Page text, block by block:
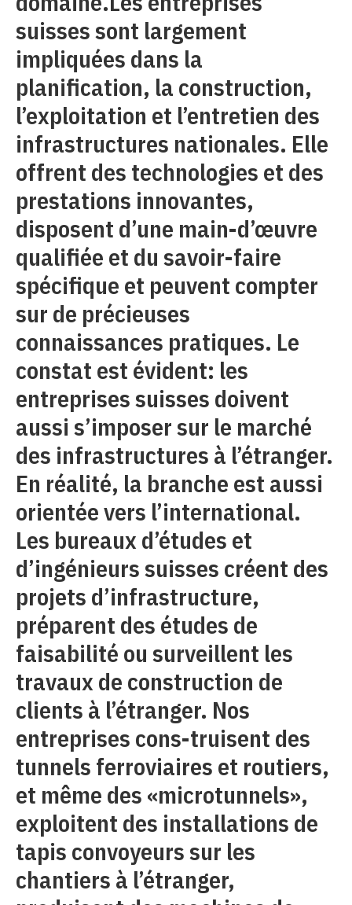
suisses sont largement
impliquées dans la
planification, la construction,
l’exploitation et l’entretien des
infrastructures nationales. Elle
offrent des technologies et des
prestations innovantes,
disposent d’une main-d’œuvre
qualifiée et du savoir-faire
spécifique et peuvent compter
sur de précieuses
connaissances pratiques. Le
constat est évident: les
entreprises suisses doivent
aussi s’imposer sur le marché
des infrastructures à l’étranger.
En réalité, la branche est aussi
orientée vers l’international.
Les bureaux d’études et
d’ingénieurs suisses créent des
projets d’infrastructure,
préparent des études de
faisabilité ou surveillent les
travaux de construction de
clients à l’étranger. Nos
entreprises cons-truisent des
tunnels ferroviaires et routiers,
et même des «microtunnels»,
exploitent des installations de
tapis convoyeurs sur les
chantiers à l’étranger,